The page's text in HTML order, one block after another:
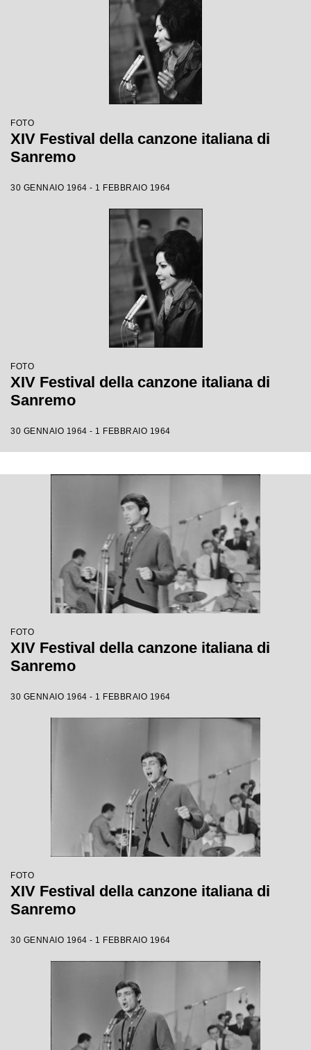
FOTO
XIV Festival della canzone italiana di
Sanremo
30 GENNAIO 1964 - 1 FEBBRAIO 1964
FOTO
XIV Festival della canzone italiana di
Sanremo
30 GENNAIO 1964 - 1 FEBBRAIO 1964
FOTO
XIV Festival della canzone italiana di
Sanremo
30 GENNAIO 1964 - 1 FEBBRAIO 1964
FOTO
XIV Festival della canzone italiana di
Sanremo
30 GENNAIO 1964 - 1 FEBBRAIO 1964